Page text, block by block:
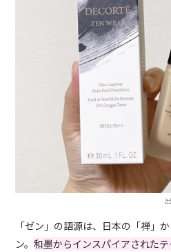
「ゼン」の語源は、日本の「禅」
ン。和墨からインスパイアされた